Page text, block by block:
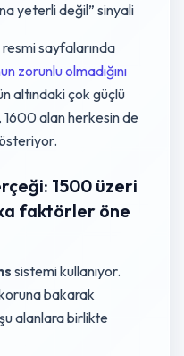
yeterli değil” sinyali
sayfalarında
zorunlu olmadığını
altındaki çok güçlü
1600 alan herkesin de
1500 üzeri
faktörler öne
sistemi kullanıyor.
bakarak
alanlara birlikte